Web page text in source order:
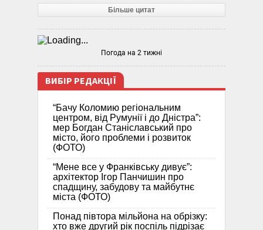
Більше цитат
Погода на 2 тижні
ВИБІР РЕДАКЦІЇ
“Бачу Коломию регіональним
центром, від Румунії і до Дністра”:
мер Богдан Станіславський про
місто, його проблеми і розвиток
(ФОТО)
“Мене все у Франківську дивує”:
архітектор Ігор Панчишин про
спадщину, забудову та майбутнє
міста (ФОТО)
Понад півтора мільйона на обрізку:
хто вже другий рік поспіль підрізає